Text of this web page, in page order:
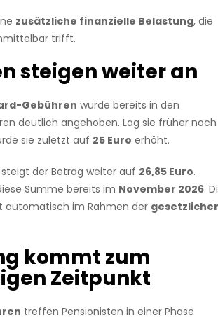
zusätzliche finanzielle Belastung, die
trifft.
steigen weiter an
Gebühren wurde bereits in den
deutlich angehoben. Lag sie früher noch
sie zuletzt auf 25 Euro erhöht.
steigt der Betrag weiter auf 26,85 Euro.
Summe bereits im November 2026.
automatisch im Rahmen der
kommt zum
Zeitpunkt
treffen Pensionisten in einer Phase